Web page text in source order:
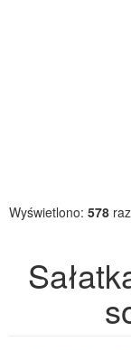
Wyświetlono: 578